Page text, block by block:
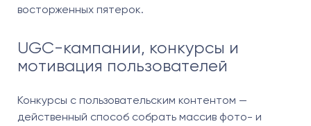
восторженных пятерок.
UGC-кампании, конкурсы и
мотивация пользователей
Конкурсы с пользовательским контентом —
действенный способ собрать массив фото- и